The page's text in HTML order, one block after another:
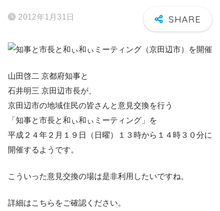
2012年1月31日
山田啓二 京都府知事と
石井明三 京田辺市長が、
京田辺市の地域住民の皆さんと意見交換を行う
「知事と市長と和ぃ和ぃミーティング」を
平成２４年２月１９日（日曜）１３時から１４時３０分に
開催するようです。
こういった意見交換の場は是非利用したいですね。
詳細はこちらをご確認ください。